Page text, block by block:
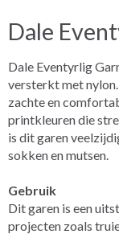
Dale
Dale Eventyrlig
versterkt met
zachte en
printkleuren die
is dit garen
sokken en mutsen.
Gebruik
Dit garen is een
projecten zoals